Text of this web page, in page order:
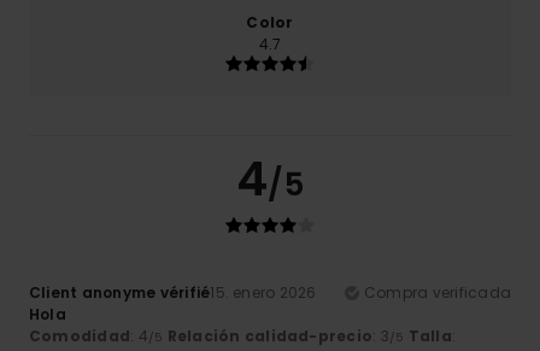
Color
4.7
4/5
Client anonyme vérifié15. enero 2026
Compra verificada
Hola
Comodidad: 4/5 Relación calidad-precio: 3/5 Talla: